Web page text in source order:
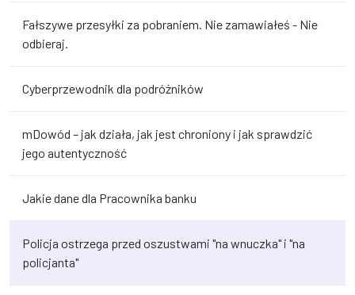
Fałszywe przesyłki za pobraniem. Nie zamawiałeś - Nie
odbieraj.
Cyberprzewodnik dla podróżników
mDowód – jak działa, jak jest chroniony i jak sprawdzić
jego autentyczność
Jakie dane dla Pracownika banku
Policja ostrzega przed oszustwami "na wnuczka" i "na
policjanta"